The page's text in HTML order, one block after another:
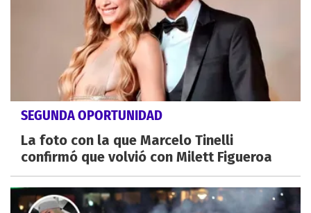
SEGUNDA OPORTUNIDAD
La foto con la que Marcelo Tinelli
confirmó que volvió con Milett Figueroa